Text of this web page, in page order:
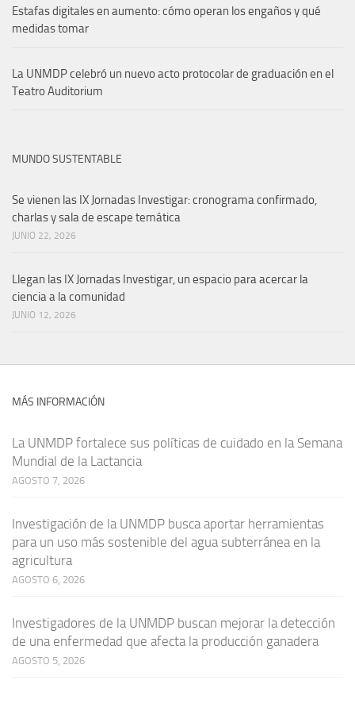
Estafas digitales en aumento: cómo operan los engaños y qué
medidas tomar
La UNMDP celebró un nuevo acto protocolar de graduación en el
Teatro Auditorium
MUNDO SUSTENTABLE
Se vienen las IX Jornadas Investigar: cronograma confirmado,
charlas y sala de escape temática
JUNIO 22, 2026
Llegan las IX Jornadas Investigar, un espacio para acercar la
ciencia a la comunidad
JUNIO 12, 2026
MÁS INFORMACIÓN
La UNMDP fortalece sus políticas de cuidado en la Semana
Mundial de la Lactancia
AGOSTO 7, 2026
Investigación de la UNMDP busca aportar herramientas
para un uso más sostenible del agua subterránea en la
agricultura
AGOSTO 6, 2026
Investigadores de la UNMDP buscan mejorar la detección
de una enfermedad que afecta la producción ganadera
AGOSTO 5, 2026